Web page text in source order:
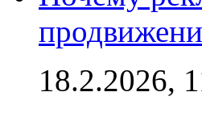
18.2.2026,